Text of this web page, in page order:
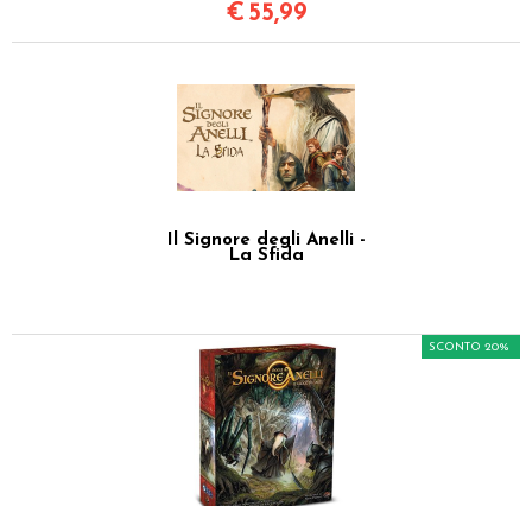
€ 55,99
Il Signore degli Anelli -
La Sfida
SCONTO 20%